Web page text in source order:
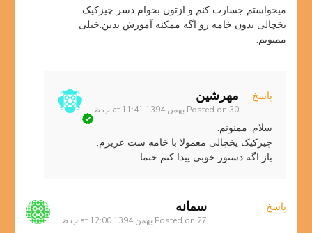
میخواستم جسارت کنم و ازتون بخوام دسر چیزکیک
یخچالی بدون خامه رو اگه ممکنه آموزش بدین.خیلی
ممنونم.
مهرشین
Posted on 30 بهمن 1394 at 11:41 ب.ظ
پاسخ
سلام. ممنونم.
چیزکیک یخچالی معمولا با خامه ست عزیزم.
باز اگه دستور خوبی پیدا کنم حتما.
سمانه
Posted on 27 بهمن 1394 at 12:00 ب.ظ
پاسخ